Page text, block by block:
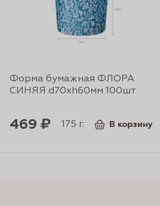
Форма бумажная ФЛОРА
СИНЯЯ d70xh60мм 100шт
469 ₽ 175 г. В корзину